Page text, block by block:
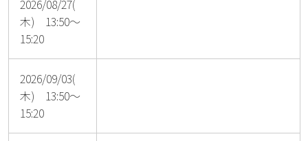
2026/08/27(
木) 13:50～
15:20
2026/09/03(
木) 13:50～
15:20